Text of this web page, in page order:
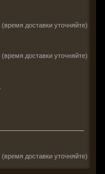
(время доставки уточняйте)
(время доставки уточняйте)
(время доставки уточняйте)